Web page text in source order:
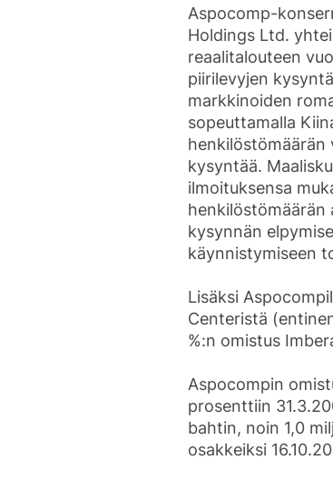
Aspocomp-
Holdings Ltd.
reaalitalouteen
piirilevyjen
markkinoiden
sopeuttamalla
henkilöstömäärän
kysyntää.
ilmoituksensa
henkilöstömäärän
kysynnän
käynnistymiseen
Lisäksi
Centeristä
%:n omistus
Aspocompin
prosenttiin
bahtin, noin 1,0
osakkeiksi